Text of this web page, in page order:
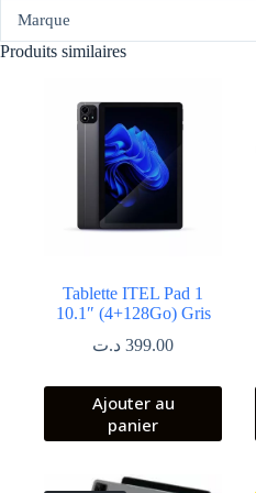
Marque
Produits similaires
Tablette ITEL Pad 1
10.1″ (4+128Go) Gris
399.00 د.ت
Ajouter au
panier